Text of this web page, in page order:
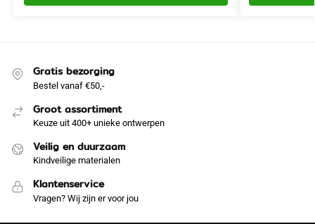
Gratis bezorging
Bestel vanaf €50,-
Groot assortiment
Keuze uit 400+ unieke ontwerpen
Veilig en duurzaam
Kindveilige materialen
Klantenservice
Vragen? Wij zijn er voor jou